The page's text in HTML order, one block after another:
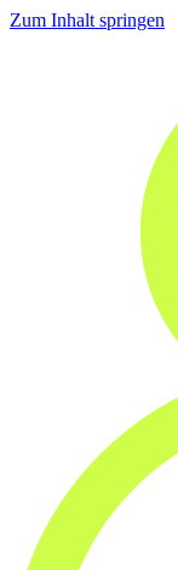
Zum Inhalt springen